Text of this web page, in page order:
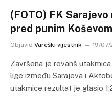
(FOTO) FK
pred punim
Objavio Vareški vijestnik 19/
Završena je revanš
lige između Sarajeva i
utakmice rezultat je glasio